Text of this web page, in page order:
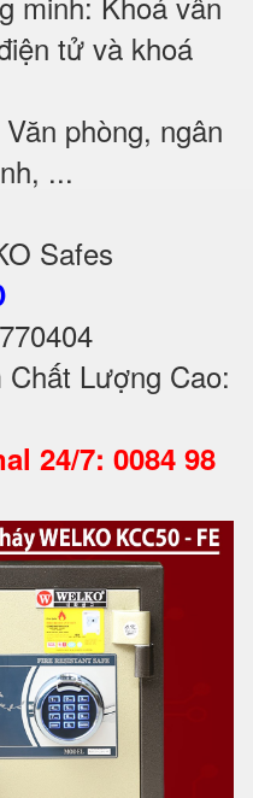
tử và khoá
phòng, ngân
...
Safes
Lượng Cao:
24/7: 0084 98